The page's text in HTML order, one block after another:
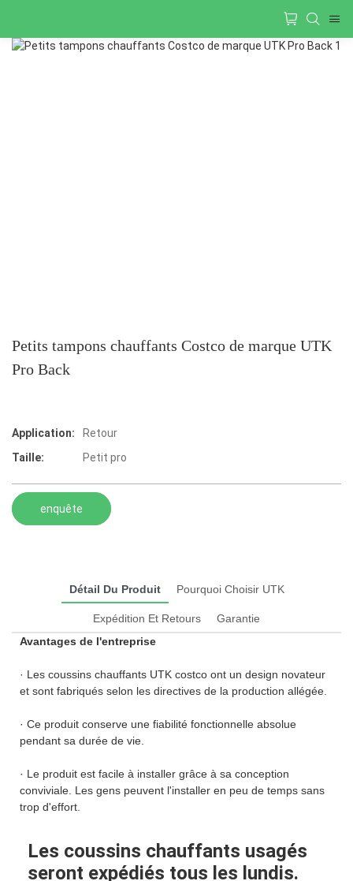
Petits tampons chauffants Costco de marque UTK
Pro Back
Application:
Retour
Taille:
Petit pro
enquête
Détail Du Produit Pourquoi Choisir UTK
Expédition Et Retours
Garantie
Avantages de l'entreprise
· Les coussins chauffants UTK costco ont un design novateur
et sont fabriqués selon les directives de la production allégée.
· Ce produit conserve une fiabilité fonctionnelle absolue
pendant sa durée de vie.
· Le produit est facile à installer grâce à sa conception
conviviale. Les gens peuvent l'installer en peu de temps sans
trop d'effort.
Les coussins chauffants usagés
seront expédiés tous les lundis.